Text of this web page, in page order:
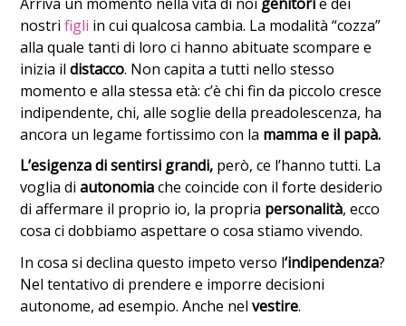
nostrifigli in cui qualcosa cambia. La modalità “cozza”
alla quale tanti di loro ci hanno abituate scompare e
inizia ildistacco. Non capita a tutti nello stesso
momento e alla stessa età: c’è chi fin da piccolo cresce
indipendente, chi, alle soglie della preadolescenza, ha
ancora un legame fortissimo con la mamma e il papà.
L’esigenza di sentirsi grandi, però, ce l’hanno tutti. La
voglia diautonomiache coincide con il forte desiderio
di affermare il proprio io, la propria personalità, ecco
cosa ci dobbiamo aspettare o cosa stiamo vivendo.
In cosa si declina questo impeto verso l‘indipendenza?
Nel tentativo di prendere e imporre decisioni
autonome, ad esempio. Anche nelvestire.